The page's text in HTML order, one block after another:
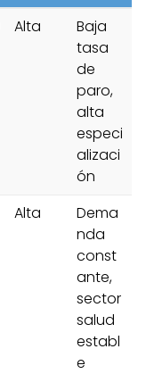
Alta
Baja
tasa
de
paro,
alta
especi
alizaci
ón
Alta
Dema
nda
const
ante,
sector
salud
establ
e